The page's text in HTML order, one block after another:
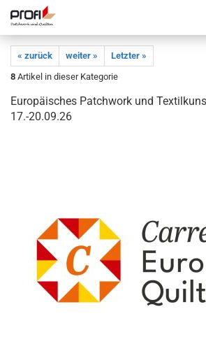
« zurück weiter »
Letzter »
8 Artikel in dieser Kategorie
Europäisches Patchwork und
17.-20.09.26